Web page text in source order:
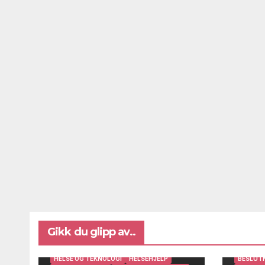
Gikk du glipp av..
BRUKERINNSIKT OG BRUKERMEDVIRKNING
DIGITAL AVSTANDSOPPFØLGING
HELSE OG TEKNOLOGI
HELSEHJELP